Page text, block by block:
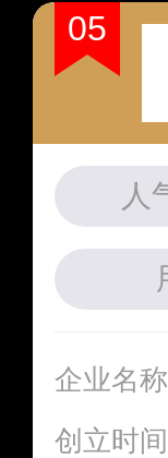
05
人
企业名称
创立时间